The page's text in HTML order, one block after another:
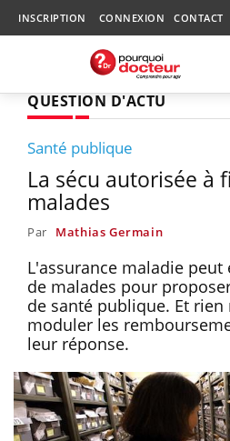
INSCRIPTION CONNEXION CONTACT
QUESTION D'ACTU
Santé publique
La sécu autorisée à
malades
Par Mathias Germain
L'assurance maladie
de malades pour
de santé publique. Et
moduler les
leur réponse.